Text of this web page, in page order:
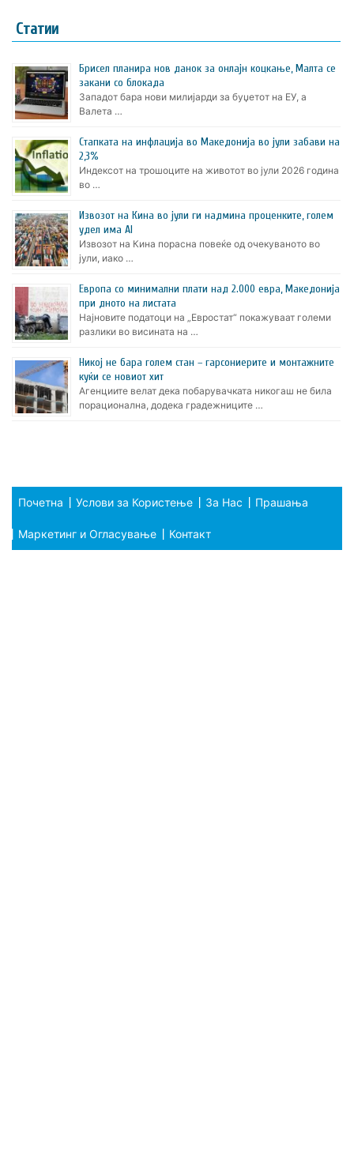
Статии
Брисел планира нов данок за онлајн коцкање, Малта се
закани со блокада
Западот бара нови милијарди за буџетот на ЕУ, а
Валета …
Стапката на инфлација во Македонија во јули забави на
2,3%
Индексот на трошоците на животот во јули 2026 година
во …
Извозот на Кина во јули ги надмина проценките, голем
удел има AI
Извозот на Кина порасна повеќе од очекуваното во
јули, иако …
Европа со минимални плати над 2.000 евра, Македонија
при дното на листата
Најновите податоци на „Евростат“ покажуваат големи
разлики во висината на …
Никој не бара голем стан – гарсониерите и монтажните
куќи се новиот хит
Агенциите велат дека побарувачката никогаш не била
порационална, додека градежниците …
Почетна Услови за Користење За Нас Прашања
Маркетинг и Огласување Контакт